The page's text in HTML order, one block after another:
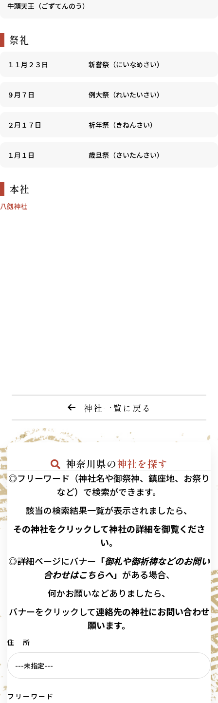
牛頭天王（ごずてんのう）
祭礼
１１月２３日 新嘗祭（にいなめさい）
９月７日 例大祭（れいたいさい）
２月１７日 祈年祭（きねんさい）
１月１日 歳旦祭（さいたんさい）
本社
八劔神社
神社一覧に戻る
神奈川県の神社を探す
◎フリーワード（神社名や御祭神、鎮座地、お祭り
など）で検索ができます。
該当の検索結果一覧が表示されましたら、
その神社をクリックして神社の詳細を御覧くださ
い。
◎詳細ページにバナー 「御札や御祈祷などのお問い
合わせはこちらへ」 がある場合、
何かお願いなどありましたら、
バナーをクリックして連絡先の神社にお問い合わせ
願います。
住 所
フリーワード